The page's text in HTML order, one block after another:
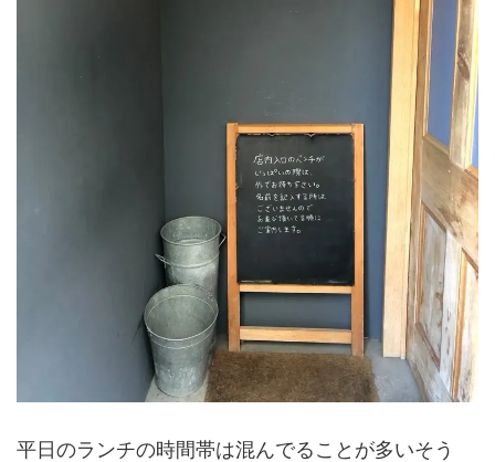
平日のランチの時間帯は混んでることが多いそう